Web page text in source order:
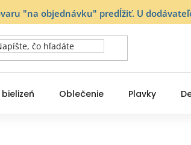
"na objednávku" predĺžiť. U
Oblečenie Plavky